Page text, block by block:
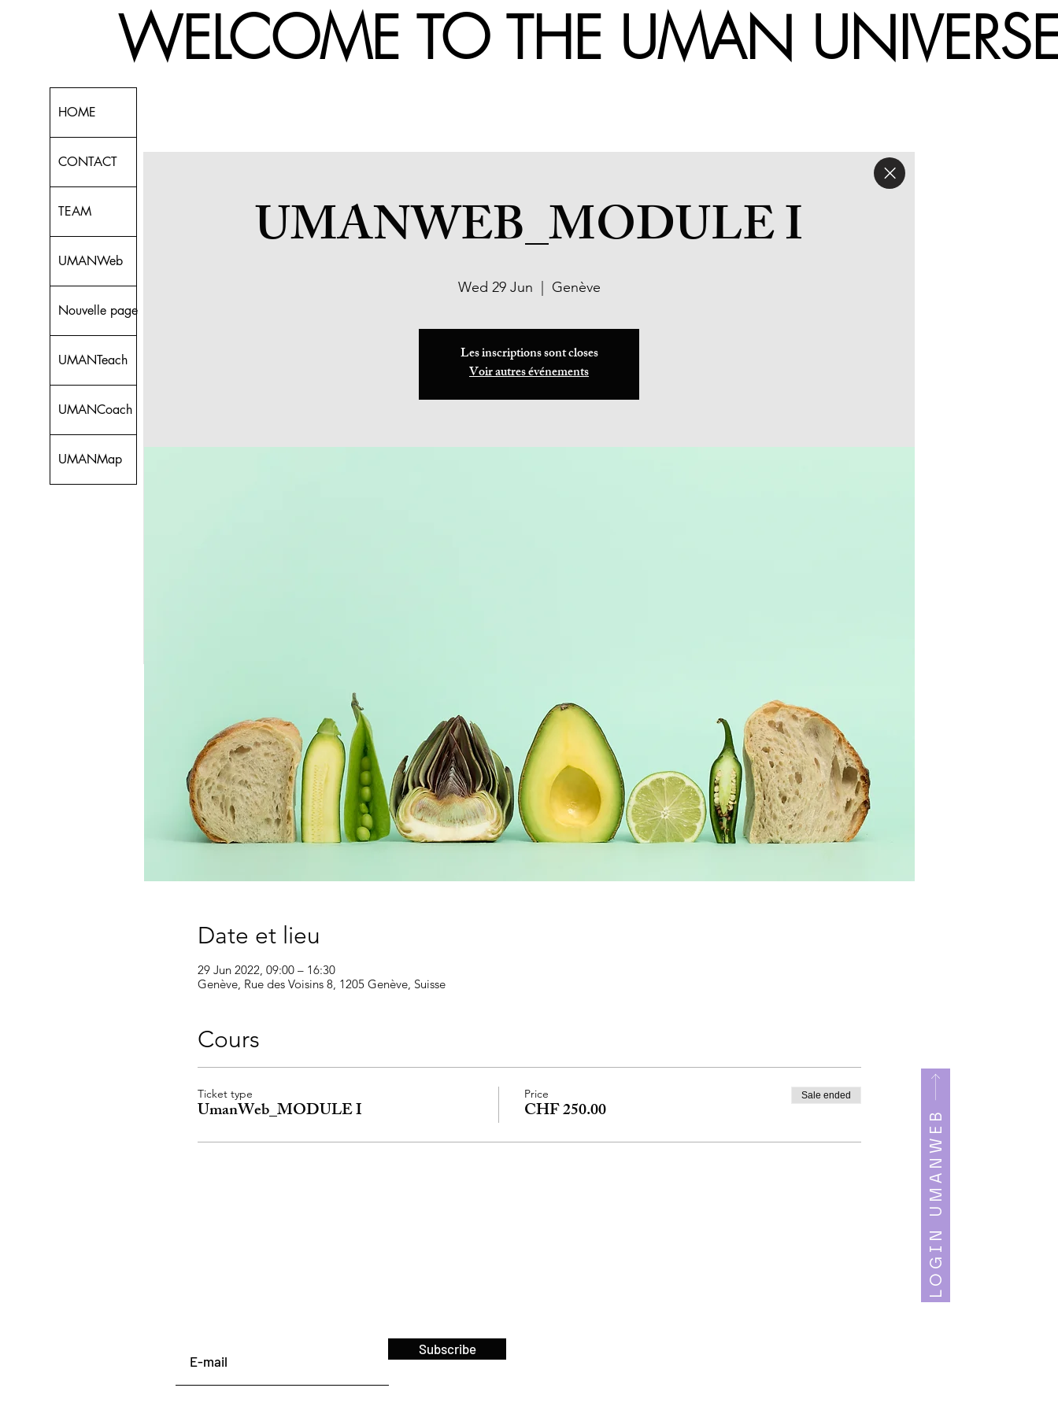
HOME
CONTACT
TEAM
UMANWeb
Nouvelle page
UMANTeach
UMANCoach
UMANMap
WELCOME TO THE UMAN
UMANWEB_MODULE I
Wed 29 Jun Genève
Les inscriptions sont closes
Voir autres événements
Date et lieu
29 Jun 2022, 09:00 – 16:30
Genève, Rue des Voisins 8, 1205 Genève, Suisse
Cours
Ticket type
UmanWeb_MODULE I
Price
CHF 250.00
Sale ended
LOGIN UMANWEB
Subscribe